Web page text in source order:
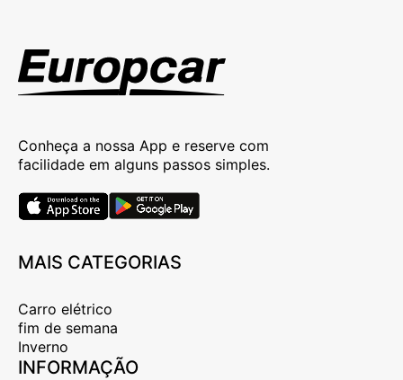
Conheça a nossa App e reserve com
facilidade em alguns passos simples.
MAIS CATEGORIAS
Carro elétrico
fim de semana
Inverno
INFORMAÇÃO